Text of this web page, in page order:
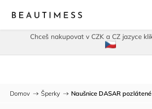
Chceš nakupovat v CZK a CZ jazyce
Domov / Šperky / Naušnice DASAR